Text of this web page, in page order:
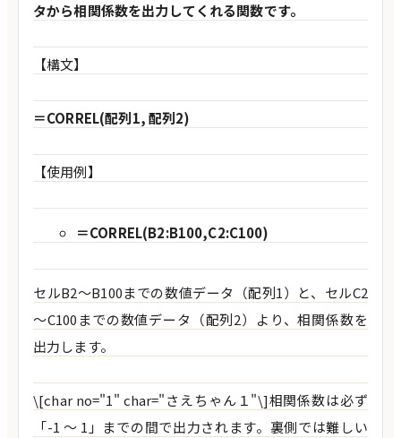
タから相関係数を出力してくれる関数です。
【構文】
＝CORREL(配列1, 配列2)
【使用例】
＝CORREL(B2:B100,C2:C100)
セルB2～B100までの数値データ（配列1）と、セルC2
～C100までの数値データ（配列2）より、相関係数を
出力します。
\[char no="1" char="さえちゃん１"\]相関係数は必ず
「-1 ～ 1」までの間で出力されます。裏側では難しい